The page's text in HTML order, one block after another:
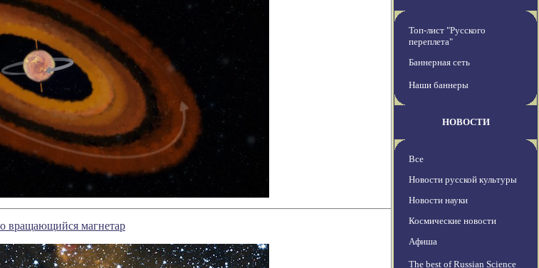
вращающийся магнетар
Топ-лист "Русского
переплета"
Баннерная сеть
Наши баннеры
НОВОСТИ
Все
Новости русской культуры
Новости науки
Космические новости
Афиша
The best of Russian Science